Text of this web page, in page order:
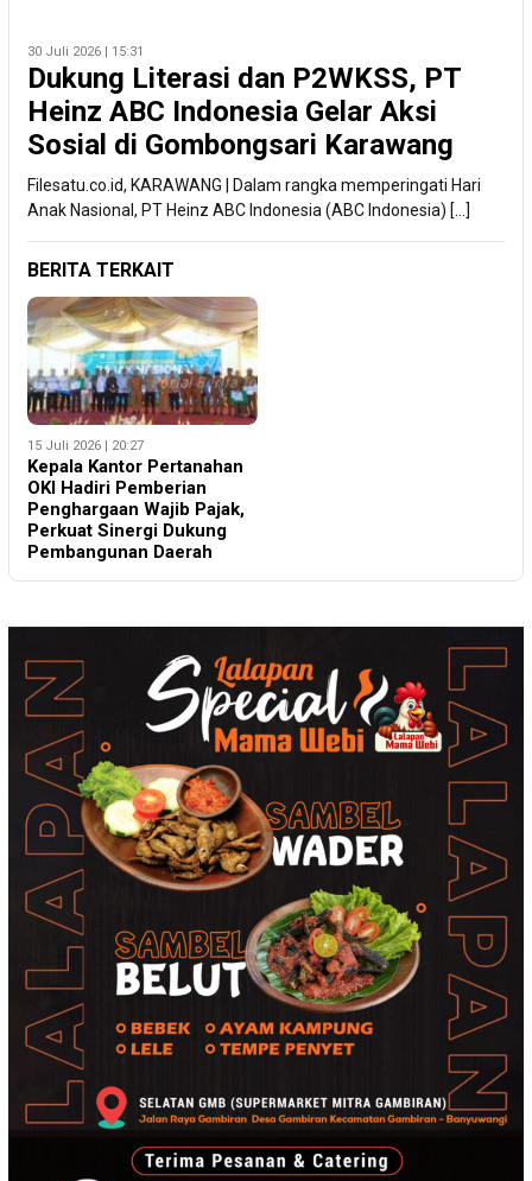
30 Juli 2026 | 15:31
Dukung Literasi dan P2WKSS, PT
Heinz ABC Indonesia Gelar Aksi
Sosial di Gombongsari Karawang
Filesatu.co.id, KARAWANG | Dalam rangka memperingati Hari
Anak Nasional, PT Heinz ABC Indonesia (ABC Indonesia) […]
BERITA TERKAIT
15 Juli 2026 | 20:27
Kepala Kantor Pertanahan
OKI Hadiri Pemberian
Penghargaan Wajib Pajak,
Perkuat Sinergi Dukung
Pembangunan Daerah